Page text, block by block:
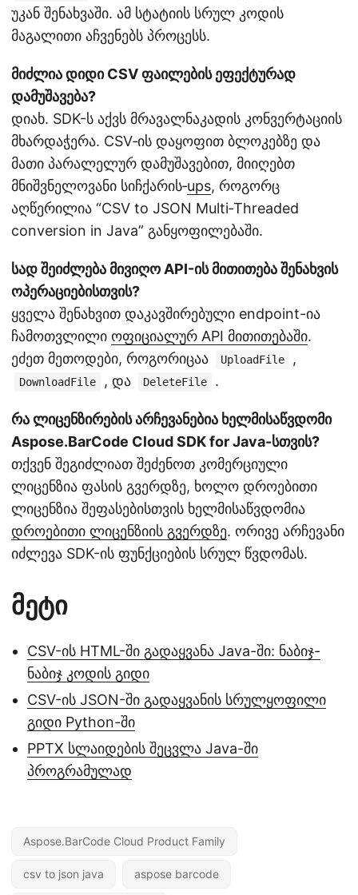
უკან შენახვაში. ამ სტატიის სრულ კოდის
მაგალითი აჩვენებს პროცესს.
მიძლია დიდი CSV ფაილების ეფექტურად
დამუშავება?
დიახ. SDK-ს აქვს მრავალნაკადის კონვერტაციის
მხარდაჭერა. CSV‑ის დაყოფით ბლოკებზე და
მათი პარალელურ დამუშავებით, მიიღებთ
მნიშვნელოვანი სიჩქარის‑ups, როგორც
აღწერილია “CSV to JSON Multi‑Threaded
conversion in Java” განყოფილებაში.
სად შეიძლება მივიღო API-ის მითითება შენახვის
ოპერაციებისთვის?
ყველა შენახვით დაკავშირებული endpoint-ია
ჩამოთვლილი ოფიციალურ API მითითებაში.
ეძეთ მეთოდები, როგორიცაა
UploadFile ,
DownloadFile , და DeleteFile .
რა ლიცენზირების არჩევანებია ხელმისაწვდომი
Aspose.BarCode Cloud SDK for Java-სთვის?
თქვენ შეგიძლიათ შეძენოთ კომერციული
ლიცენზია ფასის გვერდზე, ხოლო დროებითი
ლიცენზია შეფასებისთვის ხელმისაწვდომია
დროებითი ლიცენზიის გვერდზე. ორივე არჩევანი
იძლევა SDK-ის ფუნქციების სრულ წვდომას.
მეტი
CSV-ის HTML-ში გადაყვანა Java-ში: ნაბიჯ-
ნაბიჯ კოდის გიდი
CSV-ის JSON-ში გადაყვანის სრულყოფილი
გიდი Python-ში
PPTX სლაიდების შეცვლა Java-ში
პროგრამულად
Aspose.BarCode Cloud Product Family
csv to json java aspose barcode